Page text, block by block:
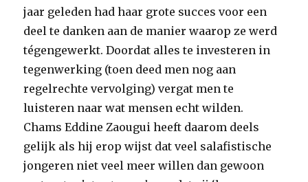
jaar geleden had haar grote succes voor een
deel te danken aan de manier waarop ze werd
tégengewerkt. Doordat alles te investeren in
tegenwerking (toen deed men nog aan
regelrechte vervolging) vergat men te
luisteren naar wat mensen echt wilden.
Chams Eddine Zaougui heeft daarom deels
gelijk als hij erop wijst dat veel salafistische
jongeren niet veel meer willen dan gewoon